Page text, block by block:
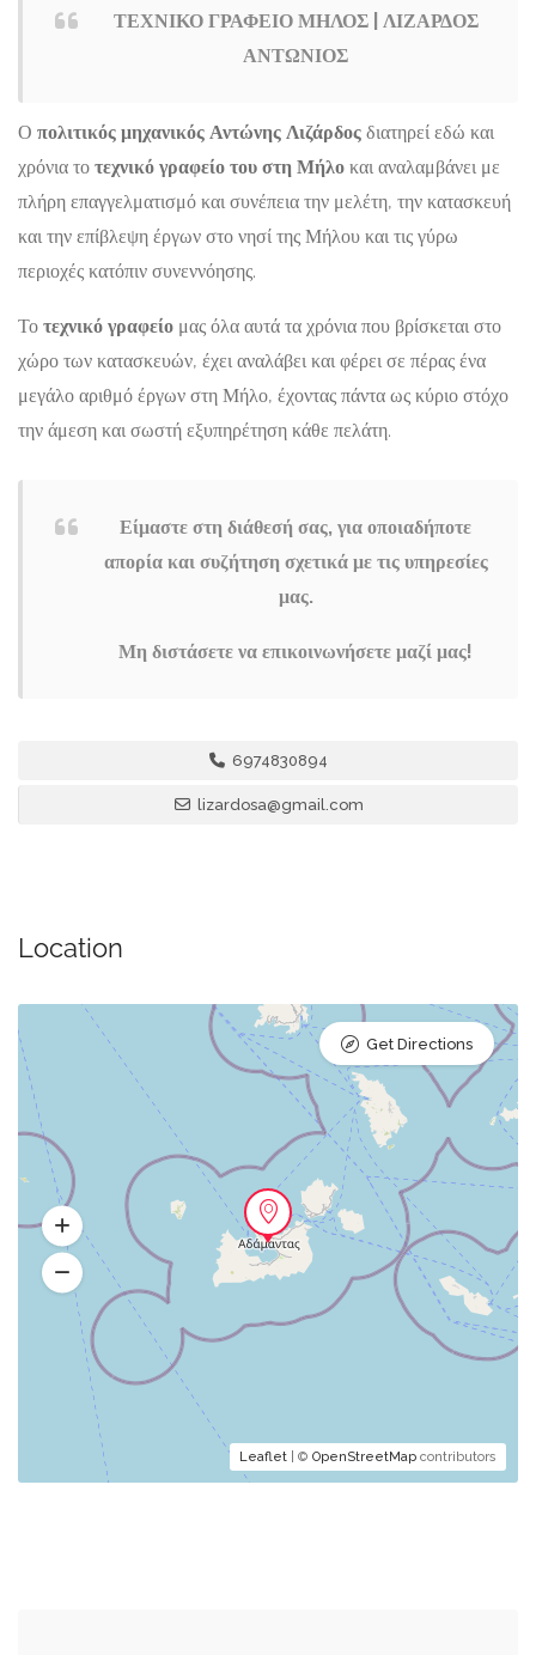
ΤΕΧΝΙΚΟ ΓΡΑΦΕΙΟ ΜΗΛΟΣ | ΛΙΖΑΡΔΟΣ
ΑΝΤΩΝΙΟΣ
Ο πολιτικός μηχανικός Αντώνης Λιζάρδος διατηρεί εδώ και
χρόνια το τεχνικό γραφείο του στη Μήλο και αναλαμβάνει με
πλήρη επαγγελματισμό και συνέπεια την μελέτη, την κατασκευή
και την επίβλεψη έργων στο νησί της Μήλου και τις γύρω
περιοχές κατόπιν συνεννόησης.
Το τεχνικό γραφείο μας όλα αυτά τα χρόνια που βρίσκεται στο
χώρο των κατασκευών, έχει αναλάβει και φέρει σε πέρας ένα
μεγάλο αριθμό έργων στη Μήλο, έχοντας πάντα ως κύριο στόχο
την άμεση και σωστή εξυπηρέτηση κάθε πελάτη.
Είμαστε στη διάθεσή σας, για οποιαδήποτε
απορία και συζήτηση σχετικά με τις υπηρεσίες
μας.
Μη διστάσετε να επικοινωνήσετε μαζί μας!
6974830894
lizardosa@gmail.com
Location
Leaflet | © OpenStreetMap contributors
Get Directions